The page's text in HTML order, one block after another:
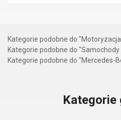
Kategorie podobne do
Kategorie podobne do
Kategorie podobne do "Mercedes-
Kategorie